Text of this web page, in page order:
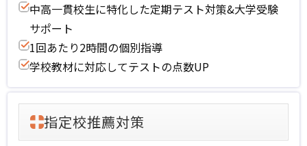
中高一貫校生に特化した定期テスト対策&大学受験
サポート
1回あたり2時間の個別指導
学校教材に対応してテストの点数UP
指定校推薦対策